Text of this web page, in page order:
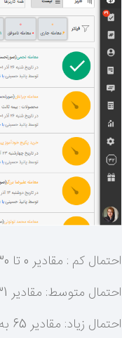
احتمال کم : مقادیر 0 تا 30 درصد
احتمال متوسط: مقادیر 31 تا 64 درصد
احتمال زیاد: مقادیر 65 به بالا